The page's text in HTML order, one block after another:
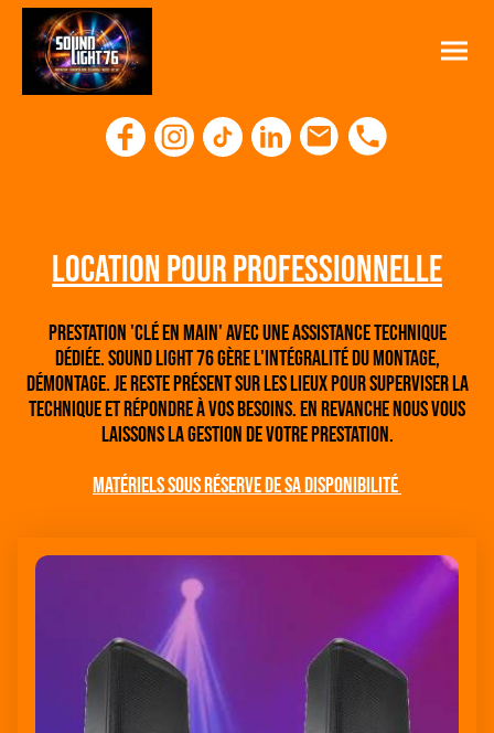
location pour professionnelle
PRESTATION 'clé en main' avec une assistance technique
dédiée. Sound Light 76 gère l'intégralité du montage,
démontage. Je reste présent sur les lieux pour superviser la
technique et répondre à vos besoins. En REVANCHE Nous vous
laissons la gestion de votre prestation.
Matériels Sous réserve de sa disponibilité